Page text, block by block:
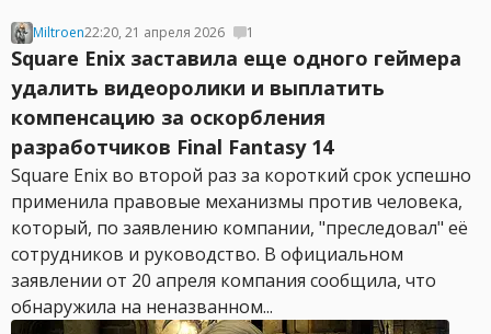
Miltroen22:20, 21 апреля 2026 1
Square Enix заставила еще одного геймера
удалить видеоролики и выплатить
компенсацию за оскорбления
разработчиков Final Fantasy 14
Square Enix во второй раз за короткий срок успешно
применила правовые механизмы против человека,
который, по заявлению компании, "преследовал" её
сотрудников и руководство. В официальном
заявлении от 20 апреля компания сообщила, что
обнаружила на неназванном...